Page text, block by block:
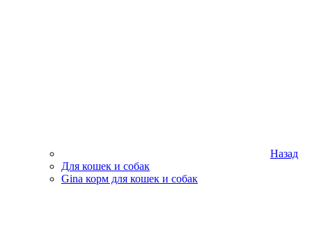
Назад
Для кошек и собак
Gina корм для кошек и собак